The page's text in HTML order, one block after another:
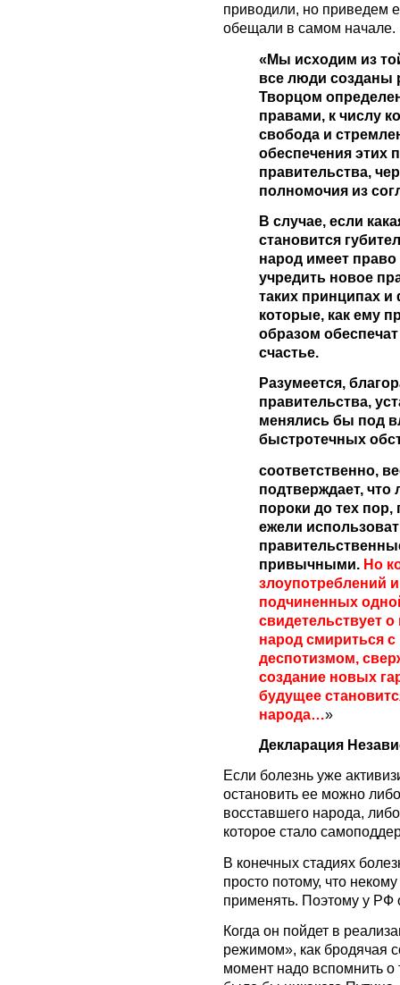
приводили, но приведем
обещали в самом начале.
«Мы исходим из
все люди созданы
Творцом
правами, к числу
свобода и
обеспечения этих
правительства,
полномочия из
В случае, если
становится
народ имеет
учредить новое
таких принципах
которые, как ему
образом
счастье.
Разумеется,
правительства,
менялись бы под
быстротечных
соответственно,
подтверждает,
пороки до тех пор,
ежели
привычными. Но
злоупотреблений
подчиненных
свидетельствует
народ смириться
деспотизмом,
создание новых
будущее
народа…»
Декларация
Если болезнь уже
остановить ее можно
восставшего народа,
которое стало
В конечных стадиях
просто потому, что
применять. Поэтому у РФ
Когда он пойдет в
режимом», как бродячая
момент надо вспомнить